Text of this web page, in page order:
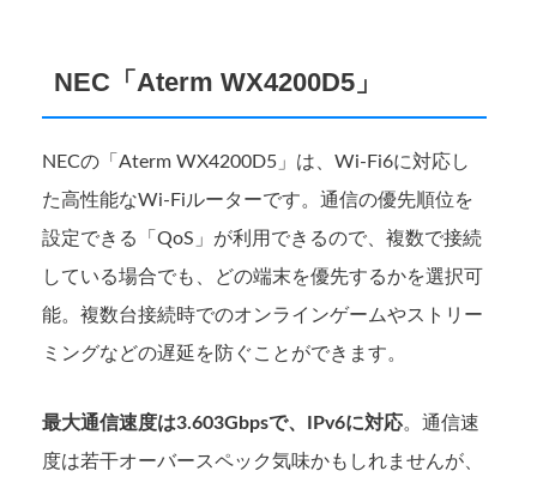
NEC「Aterm WX4200D5」
NECの「Aterm WX4200D5」は、Wi-Fi6に対応し
た高性能なWi-Fiルーターです。通信の優先順位を
設定できる「QoS」が利用できるので、複数で接続
している場合でも、どの端末を優先するかを選択可
能。複数台接続時でのオンラインゲームやストリー
ミングなどの遅延を防ぐことができます。
最大通信速度は3.603Gbpsで、IPv6に対応。通信速
度は若干オーバースペック気味かもしれませんが、